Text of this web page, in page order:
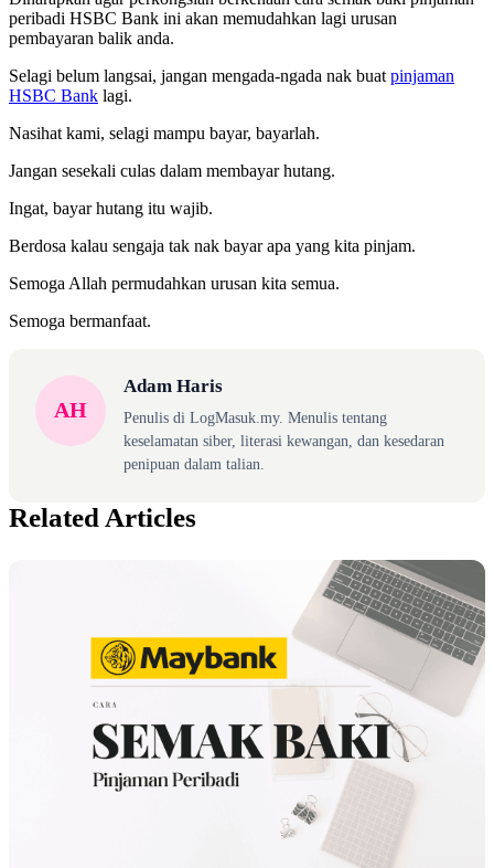
peribadi HSBC Bank ini akan memudahkan lagi urusan
pembayaran balik anda.
Selagi belum langsai, jangan mengada-ngada nak buat pinjaman
HSBC Bank lagi.
Nasihat kami, selagi mampu bayar, bayarlah.
Jangan sesekali culas dalam membayar hutang.
Ingat, bayar hutang itu wajib.
Berdosa kalau sengaja tak nak bayar apa yang kita pinjam.
Semoga Allah permudahkan urusan kita semua.
Semoga bermanfaat.
AH
Adam Haris
Penulis di LogMasuk.my. Menulis tentang
keselamatan siber, literasi kewangan, dan kesedaran
penipuan dalam talian.
Related Articles